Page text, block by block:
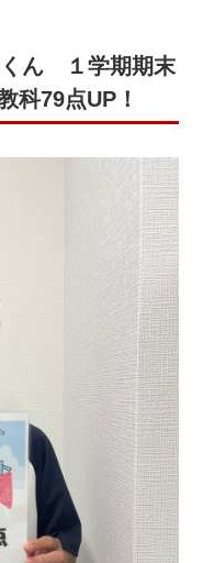
スト
ーリ
よく
ある
質問
お問
合せ
講師
募集
ん １学期期末
科79点UP！